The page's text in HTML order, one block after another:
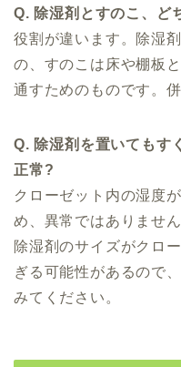
Q. 除湿剤とすのこ、ど
役割が違います。除湿
の、すのこは床や棚板
通すためのものです。
Q. 除湿剤を置いてもす
正常?
クローゼット内の湿度
め、異常ではありませ
除湿剤のサイズがクロ
ぎる可能性があるので
みてください。